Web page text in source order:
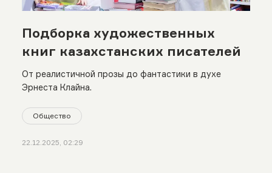
Подборка художественных
книг казахстанских писателей
От реалистичной прозы до фантастики в духе
Эрнеста Клайна.
Общество
22.12.2025, 02:29